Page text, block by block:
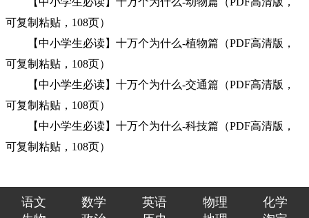
可复制粘贴，108页）
【中小学生必读】十万个为什么-植物篇（PDF高清版，
可复制粘贴，108页）
【中小学生必读】十万个为什么-交通篇（PDF高清版，
可复制粘贴，108页）
【中小学生必读】十万个为什么-科技篇（PDF高清版，
可复制粘贴，108页）
语文 数学 英语 物理
化学